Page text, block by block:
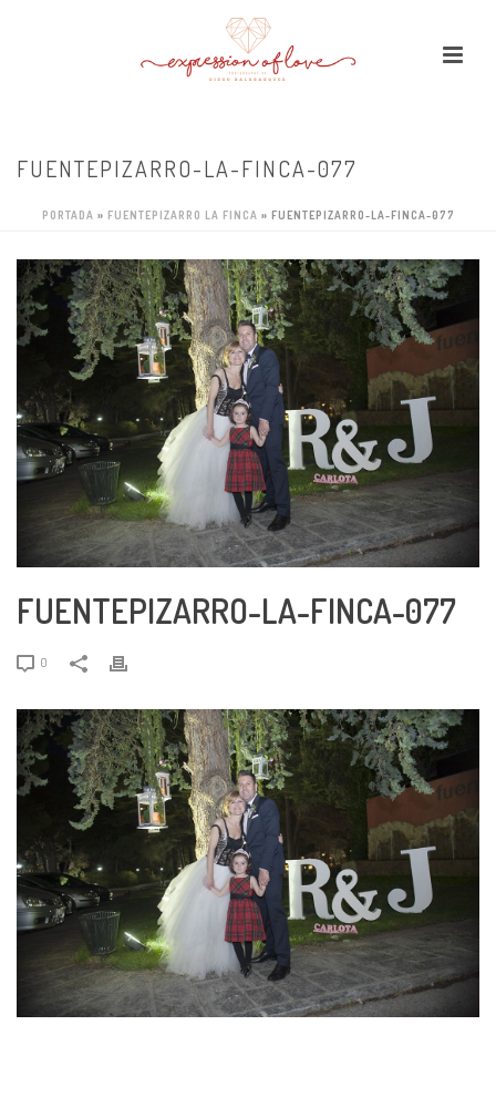
FUENTEPIZARRO-LA-FINCA-077
PORTADA » FUENTEPIZARRO LA FINCA » FUENTEPIZARRO-LA-FINCA-077
FUENTEPIZARRO-LA-FINCA-077
0